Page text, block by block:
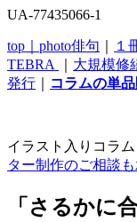
UA-77435066-1
top｜ photo俳句 １
TEBRA
大規模修
発行
コラムの単
イラスト入りコラム
ター制作のご相談も
「さるかに